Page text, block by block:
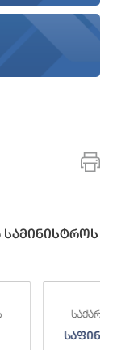
სამინისტროს